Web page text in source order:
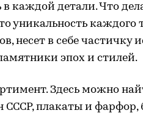
в каждой детали. Что
уникальность каждого
несет в себе частичку
эпох и стилей.
Здесь можно
СССР, плакаты и фарфор,